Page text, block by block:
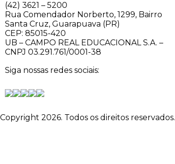
(42) 3621 – 5200
Rua Comendador Norberto, 1299, Bairro
Santa Cruz, Guarapuava (PR)
CEP: 85015-420
UB – CAMPO REAL EDUCACIONAL S.A. –
CNPJ 03.291.761/0001-38
Siga nossas redes sociais:
Copyright 2026. Todos os direitos reservados.